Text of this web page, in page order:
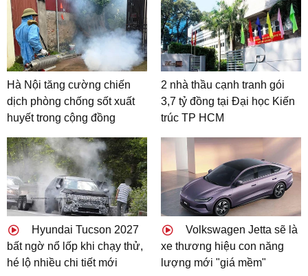
Hà Nội tăng cường chiến
dịch phòng chống sốt xuất
huyết trong cộng đồng
2 nhà thầu cạnh tranh gói
3,7 tỷ đồng tại Đại học Kiến
trúc TP HCM
Hyundai Tucson 2027
bất ngờ nổ lốp khi chạy thử,
hé lộ nhiều chi tiết mới
Volkswagen Jetta sẽ là
xe thương hiệu con năng
lượng mới "giá mềm"